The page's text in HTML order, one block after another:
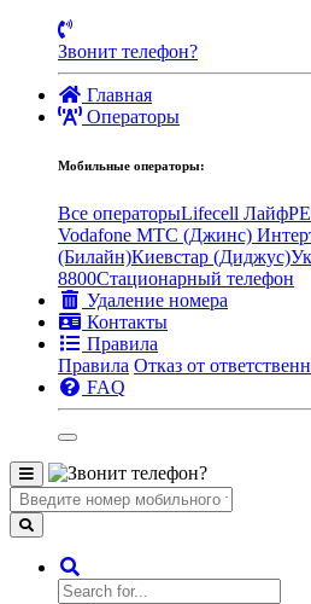
Звонит телефон?
Главная
Операторы
Мобильные операторы:
Все операторыLifecell Лайф
Vodafone МТС (Джинс)
(Билайн)Киевстар (Диджус)
8800Стационарный телефон
Удаление номера
Контакты
Правила
Правила Отказ от
FAQ